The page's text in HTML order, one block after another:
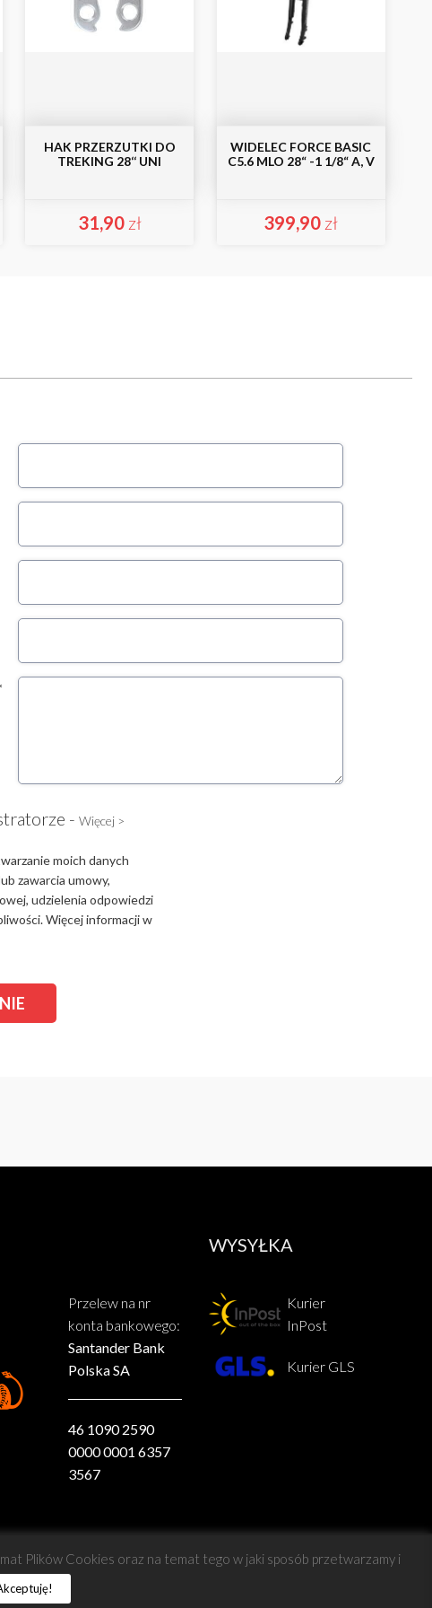
HAK PRZERZUTKI DO
TREKING 28‘‘ UNI
31,90 zł
WIDELEC FORCE BASIC
C5.6 MLO 28“ -1 1/8“ A, V
399,90 zł
- Więcej >
moich danych
zawarcia umowy,
udzielenia odpowiedzi
Więcej informacji w
Przelew na nr
konta bankowego:
Santander Bank
Polska SA
46 1090 2590
0000 0001 6357
3567
WYSYŁKA
Kurier
InPost
Kurier GLS
Plików Cookies oraz na temat tego w jaki sposób przetwarzamy i